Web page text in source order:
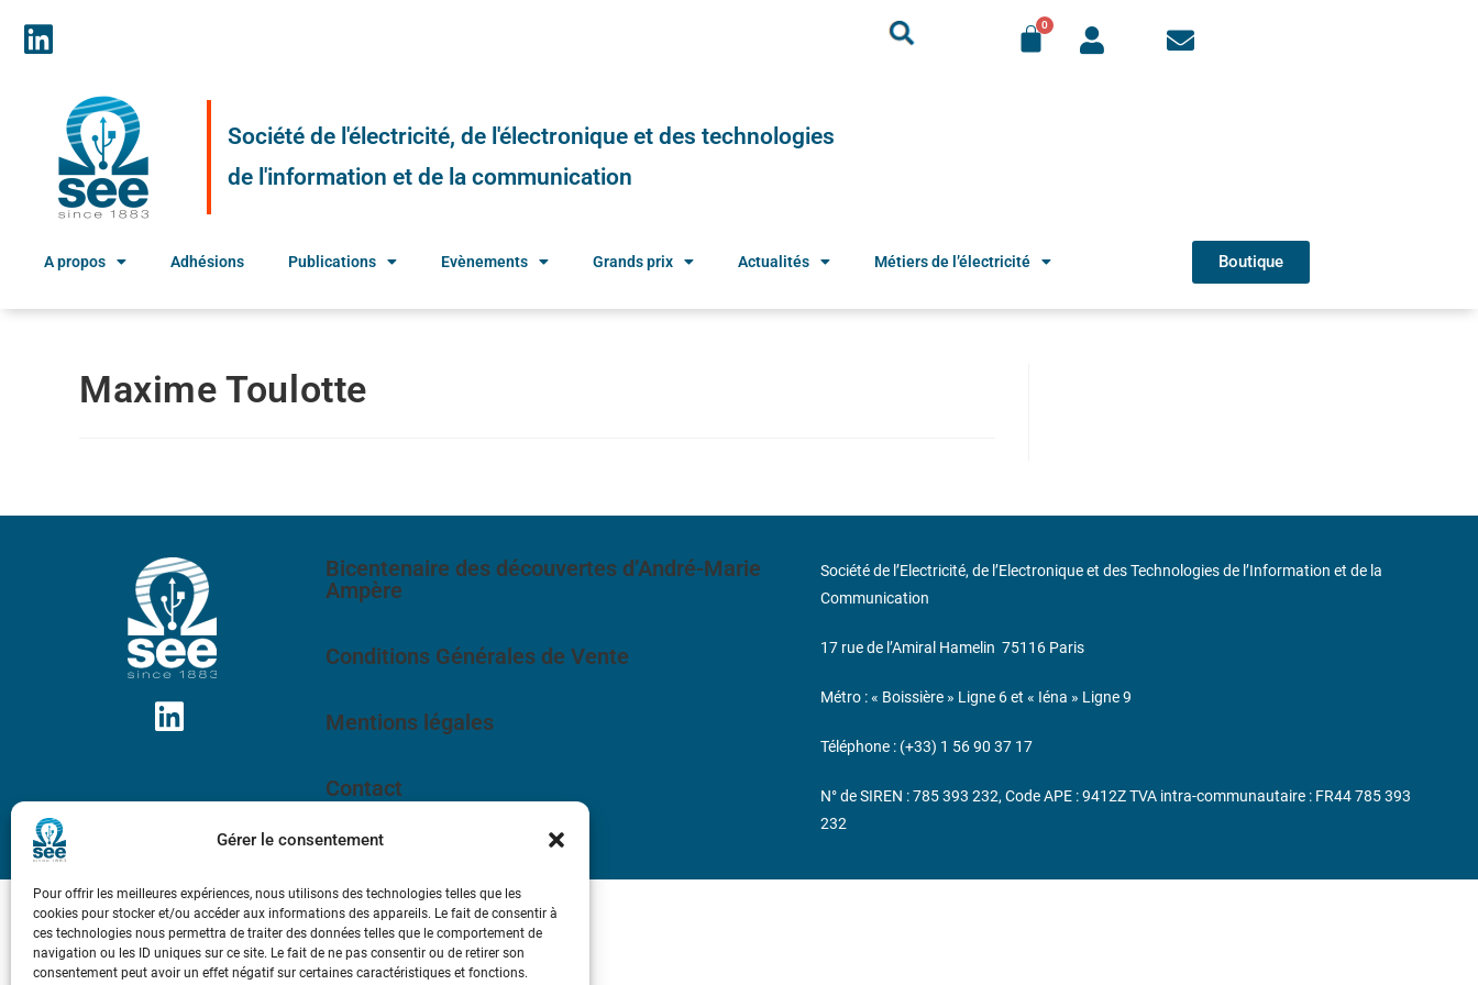
Gérer le consentement
Pour offrir les meilleures expériences, nous utilisons des technologies telles que les
cookies pour stocker et/ou accéder aux informations des appareils. Le fait de consentir à
ces technologies nous permettra de traiter des données telles que le comportement de
navigation ou les ID uniques sur ce site. Le fait de ne pas consentir ou de retirer son
consentement peut avoir un effet négatif sur certaines caractéristiques et fonctions.
Société de l'électricité, de l'électronique et des technologies
de l'information et de la communication
A propos Adhésions Publications Evènements Grands prix Actualités Métiers de l’électricité Boutique
Maxime Toulotte
Bicentenaire des découvertes d’André-Marie
Ampère
Conditions Générales de Vente
Mentions légales
Contact
Société de l’Electricité, de l’Electronique et des Technologies de l’Information et de la
Communication
17 rue de l’Amiral Hamelin 75116 Paris
Métro : « Boissière » Ligne 6 et « Iéna » Ligne 9
Téléphone : (+33) 1 56 90 37 17
N° de SIREN : 785 393 232, Code APE : 9412Z TVA intra-communautaire : FR44 785 393
232